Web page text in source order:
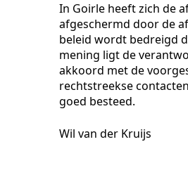
In Goirle heeft zich de
afgeschermd door de
beleid wordt bedreigd
mening ligt de
akkoord met de
rechtstreekse
goed besteed.
Wil van der Kruijs